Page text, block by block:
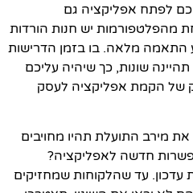
לפתח אפליקציה גם
מהפלטפורמות יש חנות הורדות
התאמה מלאה. בו בזמן הדרישות
שונות, כך שיהיה עליכם
של הקמת אפליקציה לעסק
מירב התועלת תהיו מחויבים
חדשה לאפליקציה?
עד שהלקוחות שמחזיקים